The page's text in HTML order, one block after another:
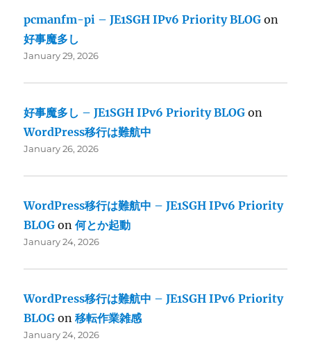
pcmanfm-pi – JE1SGH IPv6 Priority BLOG on
好事魔多し
January 29, 2026
好事魔多し – JE1SGH IPv6 Priority BLOG on
WordPress移行は難航中
January 26, 2026
WordPress移行は難航中 – JE1SGH IPv6 Priority
BLOG on何とか起動
January 24, 2026
WordPress移行は難航中 – JE1SGH IPv6 Priority
BLOG on移転作業雑感
January 24, 2026